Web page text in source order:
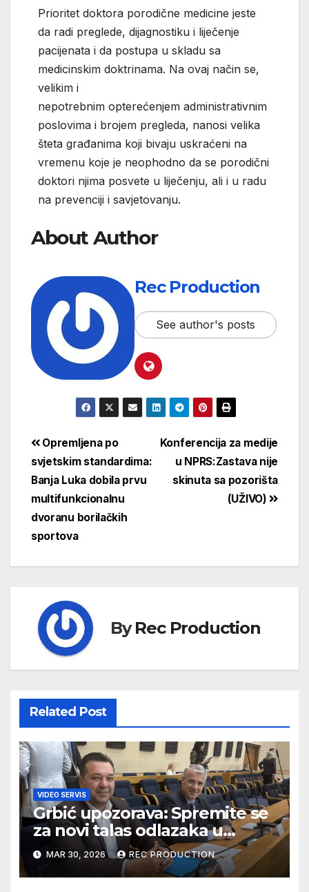
Prioritet doktora porodične medicine jeste
da radi preglede, dijagnostiku i liječenje
pacijenata i da postupa u skladu sa
medicinskim doktrinama. Na ovaj način se,
velikim i
nepotrebnim opterećenjem administrativnim
poslovima i brojem pregleda, nanosi velika
šteta građanima koji bivaju uskraćeni na
vremenu koje je neophodno da se porodični
doktori njima posvete u liječenju, ali i u radu
na prevenciji i savjetovanju.
About Author
Rec Production
See author's posts
Konferencija za medije
u NPRS:Zastava nije
skinuta sa pozorišta
(UŽIVO)
Opremljena po
svjetskim standardima:
Banja Luka dobila prvu
multifunkcionalnu
dvoranu borilačkih
sportova
ByRec Production
Related Post
VIDEO SERVIS
Grbić upozorava: Spremite se
za novi talas odlazaka u
Njemačku
MAR 30, 2026 REC PRODUCTION